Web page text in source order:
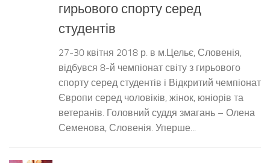
гирьового спорту серед
студентів
27-30 квітня 2018 р. в м.Цельє, Словенія,
відбувся 8-й чемпіонат світу з гирьового
спорту серед студентів і Відкритий чемпіонат
Європи серед чоловіків, жінок, юніорів та
ветеранів. Головний суддя змагань – Олена
Семенова, Словенія. Уперше...